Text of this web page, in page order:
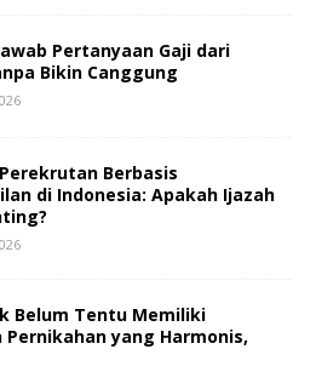
Pertanyaan Gaji dari
Bikin Canggung
Berbasis
di Indonesia: Apakah Ijazah
Belum Tentu Memiliki
Pernikahan yang Harmonis,